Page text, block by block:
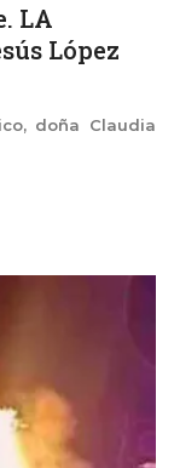
LA
López
doña Claudia